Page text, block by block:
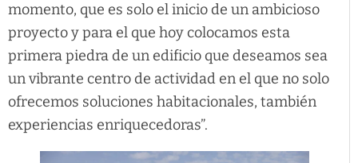
momento, que es solo el inicio de un ambicioso
proyecto y para el que hoy colocamos esta
primera piedra de un edificio que deseamos sea
un vibrante centro de actividad en el que no solo
ofrecemos soluciones habitacionales, también
experiencias enriquecedoras”.